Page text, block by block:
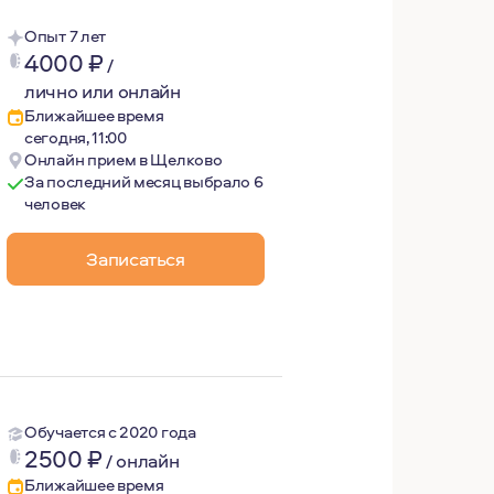
Опыт 7 лет
4000₽/
лично или онлайн
Ближайшее время
сегодня, 11:00
Онлайн прием в Щелково
За последний месяц выбрало 6
человек
Записаться
ситуаций. Не по наслышке знаю, что такое:
Обучается с 2020 года
2500₽/онлайн
Ближайшее время